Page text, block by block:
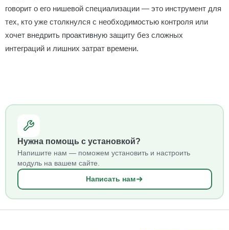
говорит о его нишевой специализации — это инструмент для
тех, кто уже столкнулся с необходимостью контроля или
хочет внедрить проактивную защиту без сложных
интеграций и лишних затрат времени.
Нужна помощь с установкой?
Напишите нам — поможем установить и настроить
модуль на вашем сайте.
Написать нам